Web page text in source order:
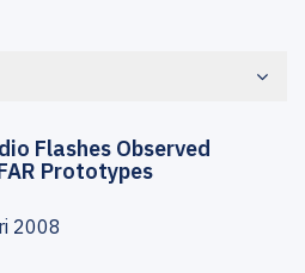
Flashes Observed
Prototypes
2008